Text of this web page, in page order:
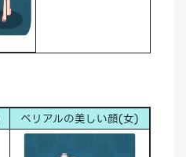
ベリアルの美しい顔(女)